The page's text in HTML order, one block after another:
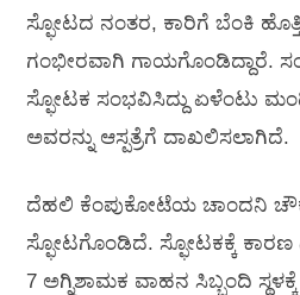
ಸ್ಫೋಟದ ನಂತರ, ಕಾರಿಗೆ ಬೆಂಕಿ
ಗಂಭೀರವಾಗಿ ಗಾಯಗೊಂಡಿದ್ದಾರೆ.
ಸ್ಫೋಟಕ ಸಂಭವಿಸಿದ್ದು ಏಳೆಂಟು
ಅವರನ್ನು ಆಸ್ಪತ್ರೆಗೆ ದಾಖಲಿಸಲಾಗಿದೆ.
ದೆಹಲಿ ಕೆಂಪುಕೋಟೆಯ ಚಾಂದನಿ
ಸ್ಫೋಟಗೊಂಡಿದೆ. ಸ್ಫೋಟಕಕ್ಕೆ ಕಾರಣ
7 ಅಗ್ನಿಶಾಮಕ ವಾಹನ ಸಿಬ್ಬಂದಿ